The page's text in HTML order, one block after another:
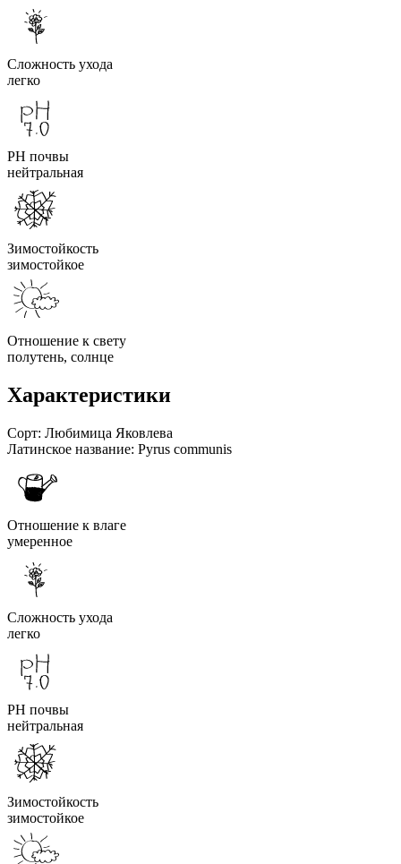
Сложность ухода
легко
PH почвы
нейтральная
Зимостойкость
зимостойкое
Отношение к свету
полутень, солнце
Характеристики
Сорт: Любимица Яковлева
Латинское название: Pyrus communis
Отношение к влаге
умеренное
Сложность ухода
легко
PH почвы
нейтральная
Зимостойкость
зимостойкое